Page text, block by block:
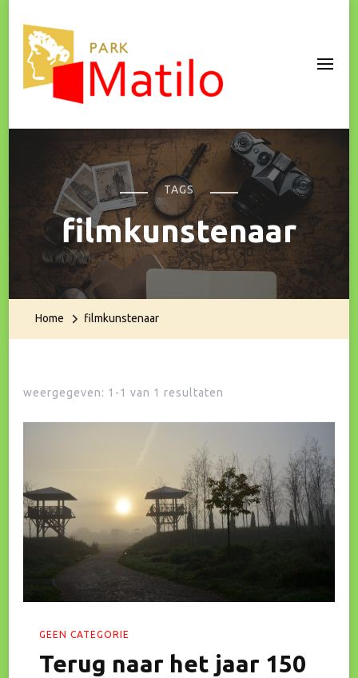
Park Matilo
TAGS
filmkunstenaar
Home filmkunstenaar
weergegeven: 1-1 van 1 resultaten
GEEN CATEGORIE
Terug naar het jaar 150